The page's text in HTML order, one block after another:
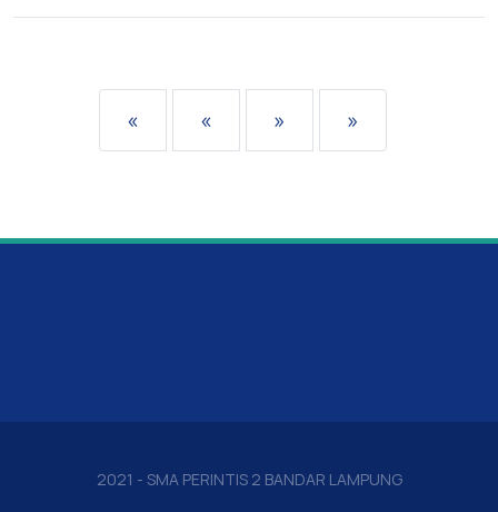
« « » »
2021 - SMA PERINTIS 2 BANDAR LAMPUNG